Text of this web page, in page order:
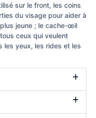
sur le front, les coins
du visage pour aider à
jeune ; le cache-œil
ceux qui veulent
les yeux, les rides et les